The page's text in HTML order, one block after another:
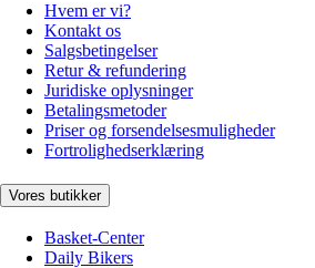
Hvem er vi?
Kontakt os
Salgsbetingelser
Retur & refundering
Juridiske oplysninger
Betalingsmetoder
Priser og forsendelsesmuligheder
Fortrolighedserklæring
Vores butikker
Basket-Center
Daily Bikers